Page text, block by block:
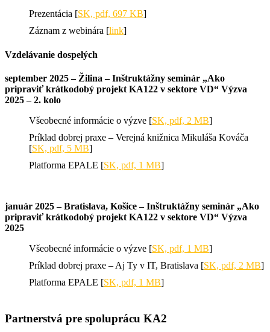
Prezentácia [SK, pdf, 697 KB]
Záznam z webinára [link]
Vzdelávanie dospelých
september 2025 – Žilina – Inštruktážny seminár „Ako
pripraviť krátkodobý projekt KA122 v sektore VD“ Výzva
2025 – 2. kolo
Všeobecné informácie o výzve [SK, pdf, 2 MB]
Príklad dobrej praxe – Verejná knižnica Mikuláša Kováča
[SK, pdf, 5 MB]
Platforma EPALE [SK, pdf, 1 MB]
január 2025 – Bratislava, Košice – Inštruktážny seminár „Ako
pripraviť krátkodobý projekt KA122 v sektore VD“ Výzva
2025
Všeobecné informácie o výzve [SK, pdf, 1 MB]
Príklad dobrej praxe – Aj Ty v IT, Bratislava [SK, pdf, 2 MB]
Platforma EPALE [SK, pdf, 1 MB]
Partnerstvá pre spoluprácu KA2